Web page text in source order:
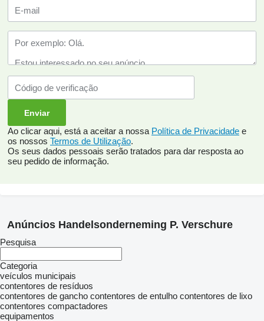
Ao clicar aqui, está a aceitar a nossa Política de Privacidade e
os nossos Termos de Utilização.
Os seus dados pessoais serão tratados para dar resposta ao
seu pedido de informação.
Anúncios Handelsonderneming P. Verschure
Pesquisa
Categoria
veículos municipais
contentores de resíduos
contentores de gancho contentores de entulho contentores de lixo
contentores compactadores
equipamentos